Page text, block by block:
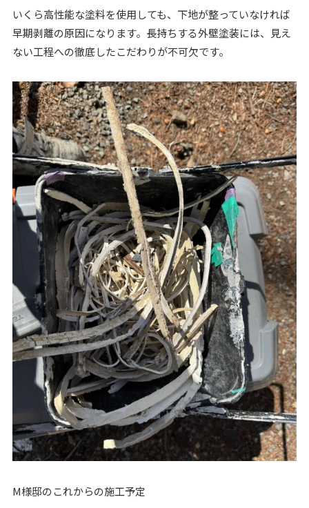
いくら高性能な塗料を使用しても、下地が整っていなければ
早期剥離の原因になります。長持ちする外壁塗装には、見え
ない工程への徹底したこだわりが不可欠です。
M様邸のこれからの施工予定